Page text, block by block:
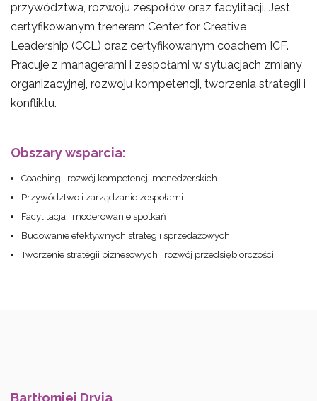
przywództwa, rozwoju zespołów oraz facylitacji. Jest
certyfikowanym trenerem Center for Creative
Leadership (CCL) oraz certyfikowanym coachem ICF.
Pracuje z managerami i zespołami w sytuacjach zmiany
organizacyjnej, rozwoju kompetencji, tworzenia strategii i
konfliktu.
Obszary wsparcia:
Coaching i rozwój kompetencji menedżerskich
Przywództwo i zarządzanie zespołami
Facylitacja i moderowanie spotkań
Budowanie efektywnych strategii sprzedażowych
Tworzenie strategii biznesowych i rozwój przedsiębiorczości
Bartłomiej Dryja